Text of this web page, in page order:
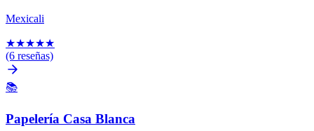
Mexicali
★★★★★
(6 reseñas)
📚
Papelería Casa Blanca